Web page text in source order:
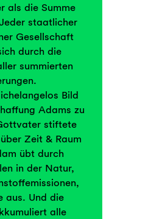
als die Summe
staatlicher
Gesellschaft
durch die
summierten
Bild
Adams zu
stiftete
Zeit & Raum
übt durch
in der Natur,
aus. Und die
alle